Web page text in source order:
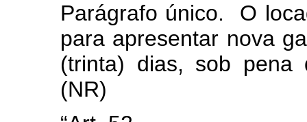
Parágrafo único. O
para apresentar nova
(trinta) dias, sob pena
(NR)